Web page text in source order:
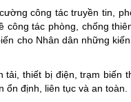
công tác truyền tin,
tác phòng, chống
cho Nhân dân những
thiết bị điện, trạm biến
định, liên tục và an toàn.